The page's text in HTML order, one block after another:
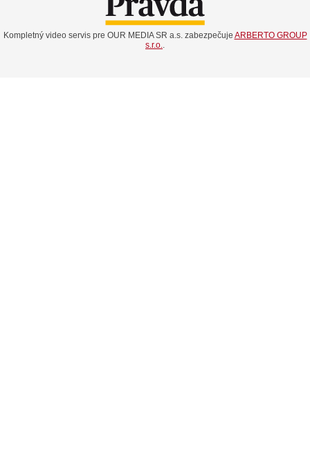
Kompletný video servis pre OUR MEDIA SR a.s. zabezpečuje ARBERTO GROUP
s.r.o..